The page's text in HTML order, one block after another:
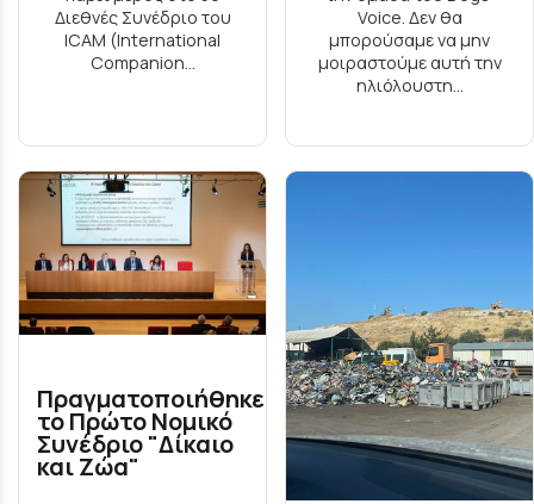
Διεθνές Συνέδριο του
ICAM (International
Companion...
Voice. Δεν θα
μπορούσαμε να μην
μοιραστούμε αυτή την
ηλιόλουστη...
Πραγματοποιήθηκε
το Πρώτο Νομικό
Συνέδριο "Δίκαιο
και Ζώα"